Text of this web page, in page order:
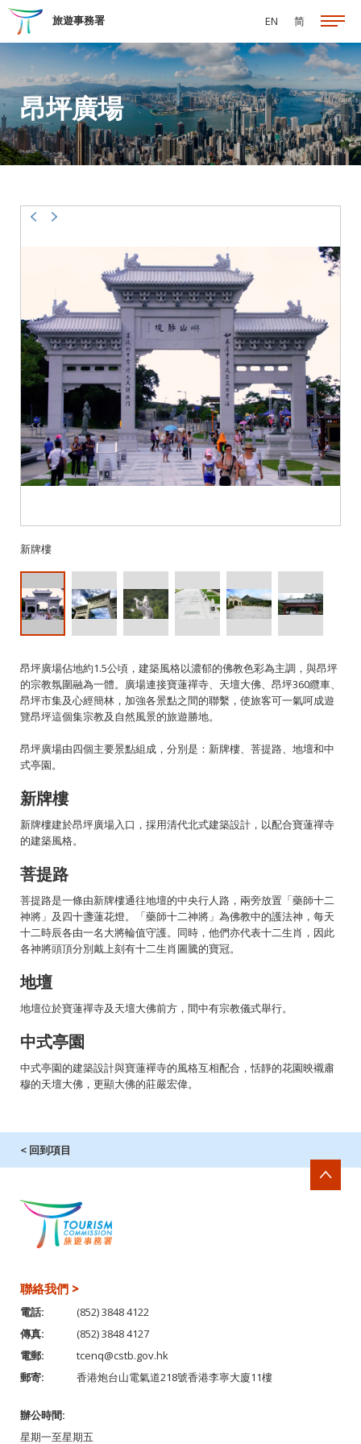
跳至主要內容
旅遊事務署 EN 简
昂坪廣場
新牌樓
昂坪廣場佔地約1.5公頃，建築風格以濃郁的佛教色彩為主調，與昂坪
的宗教氛圍融為一體。廣場連接寶蓮禪寺、天壇大佛、昂坪360纜車、
昂坪市集及心經簡林，加強各景點之間的聯繫，使旅客可一氣呵成遊
覽昂坪這個集宗教及自然風景的旅遊勝地。
昂坪廣場由四個主要景點組成，分別是：新牌樓、菩提路、地壇和中
式亭園。
新牌樓
新牌樓建於昂坪廣場入口，採用清代北式建築設計，以配合寶蓮禪寺
的建築風格。
菩提路
菩提路是一條由新牌樓通往地壇的中央行人路，兩旁放置「藥師十二
神將」及四十盞蓮花燈。「藥師十二神將」為佛教中的護法神，每天
十二時辰各由一名大將輪值守護。同時，他們亦代表十二生肖，因此
各神將頭頂分別戴上刻有十二生肖圖騰的寶冠。
地壇
地壇位於寶蓮禪寺及天壇大佛前方，間中有宗教儀式舉行。
中式亭園
中式亭園的建築設計與寶蓮襌寺的風格互相配合，恬靜的花園映襯肅
穆的天壇大佛，更顯大佛的莊嚴宏偉。
< 回到項目
聯絡我們 >
電話:
(852) 3848 4122
傳真:
(852) 3848 4127
電郵:
tcenq@cstb.gov.hk
郵寄:
香港炮台山電氣道218號香港李寧大廈11樓
辦公時間:
星期一至星期五